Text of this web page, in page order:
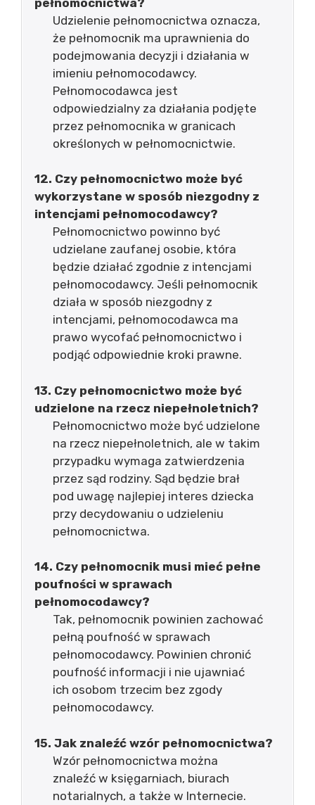
Udzielenie pełnomocnictwa oznacza,
że pełnomocnik ma uprawnienia do
podejmowania decyzji i działania w
imieniu pełnomocodawcy.
Pełnomocodawca jest
odpowiedzialny za działania podjęte
przez pełnomocnika w granicach
określonych w pełnomocnictwie.
12. Czy pełnomocnictwo może być
wykorzystane w sposób niezgodny z
intencjami pełnomocodawcy?
Pełnomocnictwo powinno być
udzielane zaufanej osobie, która
będzie działać zgodnie z intencjami
pełnomocodawcy. Jeśli pełnomocnik
działa w sposób niezgodny z
intencjami, pełnomocodawca ma
prawo wycofać pełnomocnictwo i
podjąć odpowiednie kroki prawne.
13. Czy pełnomocnictwo może być
udzielone na rzecz niepełnoletnich?
Pełnomocnictwo może być udzielone
na rzecz niepełnoletnich, ale w takim
przypadku wymaga zatwierdzenia
przez sąd rodziny. Sąd będzie brał
pod uwagę najlepiej interes dziecka
przy decydowaniu o udzieleniu
pełnomocnictwa.
14. Czy pełnomocnik musi mieć pełne
poufności w sprawach
pełnomocodawcy?
Tak, pełnomocnik powinien zachować
pełną poufność w sprawach
pełnomocodawcy. Powinien chronić
poufność informacji i nie ujawniać
ich osobom trzecim bez zgody
pełnomocodawcy.
15. Jak znaleźć wzór pełnomocnictwa?
Wzór pełnomocnictwa można
znaleźć w księgarniach, biurach
notarialnych, a także w Internecie.